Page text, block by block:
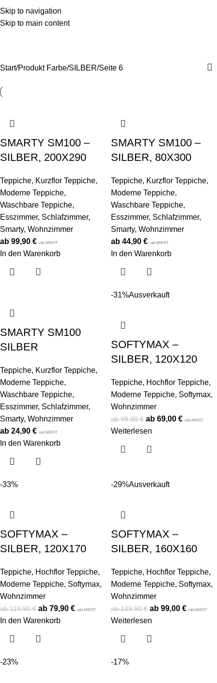
Skip to navigation
Skip to main content
SILBER
Start Produkt Farbe SILBER Seite 6
SMARTY SM100 –
SILBER, 200X290
Teppiche, Kurzflor Teppiche,
Moderne Teppiche,
Waschbare Teppiche,
Esszimmer, Schlafzimmer,
Smarty, Wohnzimmer
99,90 € inkl.MWST
In den Warenkorb
SMARTY SM100 –
SILBER, 80X300
Teppiche, Kurzflor Teppiche,
Moderne Teppiche,
Waschbare Teppiche,
Esszimmer, Schlafzimmer,
Smarty, Wohnzimmer
44,90 € inkl.MWST
In den Warenkorb
SMARTY SM100
SILBER
Teppiche, Kurzflor Teppiche,
Moderne Teppiche,
Waschbare Teppiche,
Esszimmer, Schlafzimmer,
Smarty, Wohnzimmer
24,90 € inkl.MWST
In den Warenkorb
-31%Ausverkauft
SOFTYMAX –
SILBER, 120X120
Teppiche, Hochflor Teppiche,
Moderne Teppiche, Softymax,
Wohnzimmer
99,90€ 69,00 € inkl.MWST
Weiterlesen
-33%
SOFTYMAX –
SILBER, 120X170
Teppiche, Hochflor Teppiche,
Moderne Teppiche, Softymax,
Wohnzimmer
119,90€ 79,90 € inkl.MWST
In den Warenkorb
-29%Ausverkauft
SOFTYMAX –
SILBER, 160X160
Teppiche, Hochflor Teppiche,
Moderne Teppiche, Softymax,
Wohnzimmer
139,90€ 99,00 € inkl.MWST
Weiterlesen
-23% -17%